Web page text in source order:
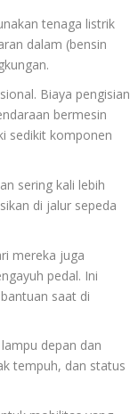
tenaga listrik
dalam (bensin
Biaya pengisian
bermesin
sedikit komponen
sering kali lebih
di jalur sepeda
mereka juga
pedal. Ini
saat di
depan dan
tempuh, dan status